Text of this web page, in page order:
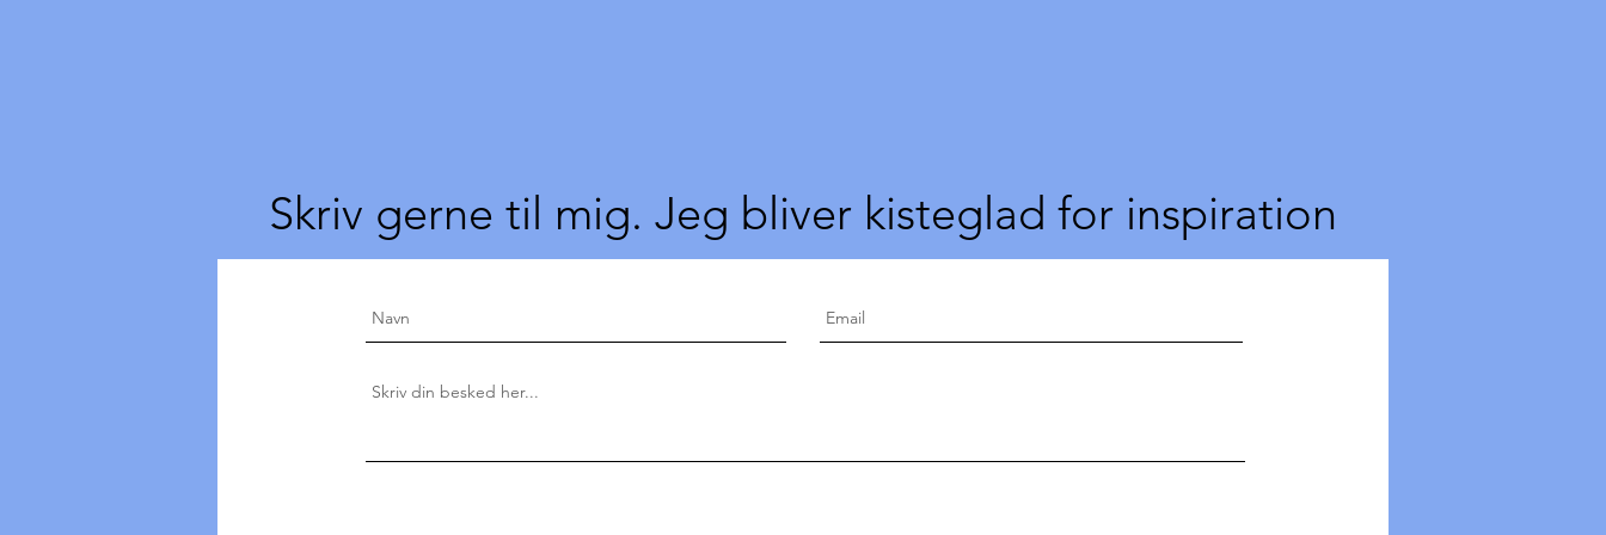
Skriv gerne til mig. Jeg bliver kisteglad for inspiration